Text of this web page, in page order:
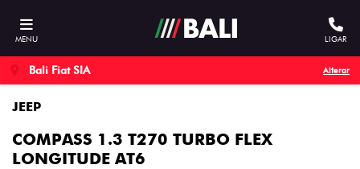
MENU LIGAR
Bali Fiat SIA Alterar
JEEP
COMPASS 1.3 T270 TURBO FLEX
LONGITUDE AT6